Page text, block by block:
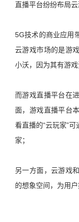
直播平台纷纷布局
5G技术的商业应用
云游戏市场的是游
小沃，因为其有游戏
而游戏直播平台在
面，游戏直播平台
看直播的“云玩家”
家；
另一方面，云游戏
的想象空间，为用